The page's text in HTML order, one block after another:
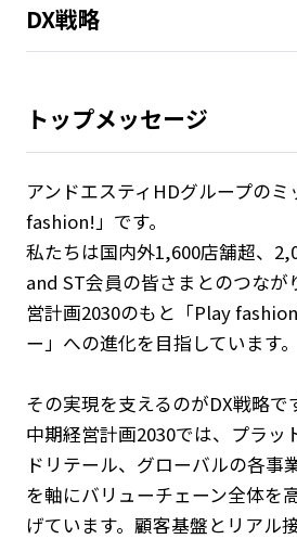
DX戦略
トップメッセージ
アンドエスティHDグループの
fashion!」です。
私たちは国内外1,600店舗超、
and ST会員の皆さまとのつなが
営計画2030のもと「Play
ー」への進化を目指しています。
その実現を支えるのがDX戦略で
中期経営計画2030では、プラッ
ドリテール、グローバルの各事
を軸にバリューチェーン全体を
げています。顧客基盤とリアル